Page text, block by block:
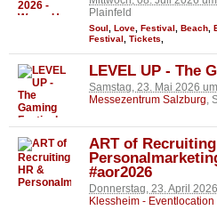
Plainfeld
Soul Love Festival Beach
Festival
Tickets
LEVEL UP - The
Samstag, 23. Mai 2026
Messezentrum Salzburg,
ART of
#aor2026
Donnerstag, 23. April
Klessheim - Eventlocation